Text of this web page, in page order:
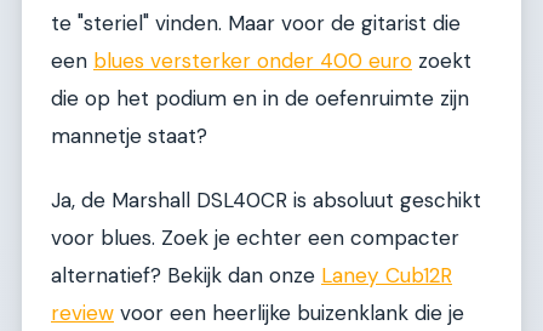
te "steriel" vinden. Maar voor de gitarist die
een blues versterker onder 400 euro zoekt
die op het podium en in de oefenruimte zijn
mannetje staat?
Ja, de Marshall DSL40CR is absoluut geschikt
voor blues. Zoek je echter een compacter
alternatief? Bekijk dan onze Laney Cub12R
review voor een heerlijke buizenklank die je